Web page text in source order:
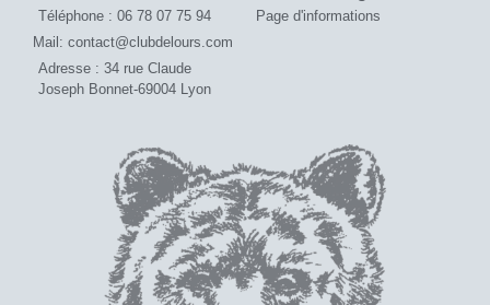
Téléphone : 06 78 07 75 94
Mail: contact@clubdelours.com
Adresse : 34 rue Claude
Joseph Bonnet-69004 Lyon
Page d'informations